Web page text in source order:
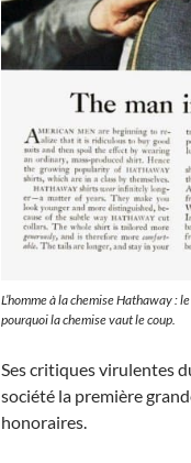
L’homme à la chemise Hathaway :
pourquoi la chemise vaut le coup.
Ses critiques virulentes
société la première
honoraires.